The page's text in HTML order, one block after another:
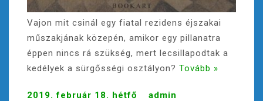
Vajon mit csinál egy fiatal rezidens éjszakai
műszakjának közepén, amikor egy pillanatra
éppen nincs rá szükség, mert lecsillapodtak a
kedélyek a sürgősségi osztályon? Tovább »
2019. február 18. hétfő admin